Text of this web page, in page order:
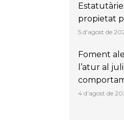
propietat
5 d'agost de
Foment
l’atur al
4 d'agost de